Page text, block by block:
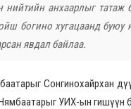
анхаарлыг татаж
богино хугацаанд буюу
явдал байлаа.
Сонгинохайрхан
УИХ-ын гишүүн